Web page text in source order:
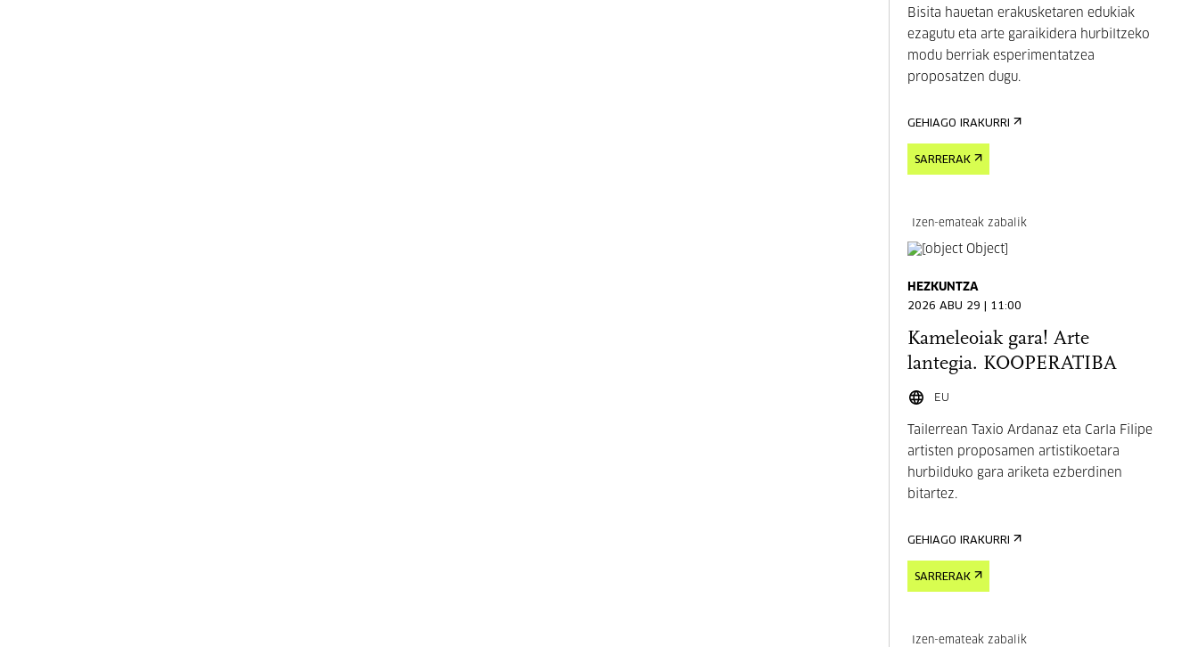
Bisita hauetan erakusketaren edukiak
ezagutu eta arte garaikidera hurbiltzeko
modu berriak esperimentatzea
proposatzen dugu.
GEHIAGO IRAKURRI
SARRERAK
Izen-emateak zabalik
HEZKUNTZA
2026 ABU 29 | 11:00
Kameleoiak gara! Arte
lantegia. KOOPERATIBA
EU
Tailerrean Taxio Ardanaz eta Carla Filipe
artisten proposamen artistikoetara
hurbilduko gara ariketa ezberdinen
bitartez.
GEHIAGO IRAKURRI
SARRERAK
Izen-emateak zabalik